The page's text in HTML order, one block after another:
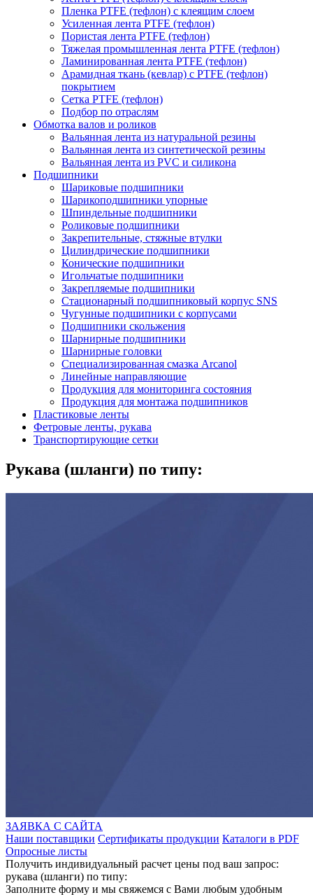
Пленка PTFE (тефлон) с клеящим слоем
Усиленная лента PTFE (тефлон)
Пористая лента PTFE (тефлон)
Тяжелая промышленная лента PTFE (тефлон)
Ламинированная лента PTFE (тефлон)
Арамидная ткань (кевлар) с PTFE (тефлон)
покрытием
Сетка PTFE (тефлон)
Подбор по отраслям
Обмотка валов и роликов
Вальянная лента из натуральной резины
Вальянная лента из синтетической резины
Вальянная лента из PVC и силикона
Подшипники
Шариковые подшипники
Шарикоподшипники упорные
Шпиндельные подшипники
Роликовые подшипники
Закрепительные, стяжные втулки
Цилиндрические подшипники
Конические подшипники
Игольчатые подшипники
Закрепляемые подшипники
Стационарный подшипниковый корпус SNS
Чугунные подшипники с корпусами
Подшипники скольжения
Шарнирные подшипники
Шарнирные головки
Специализированная смазка Arcanol
Линейные направляющие
Продукция для мониторинга состояния
Продукция для монтажа подшипников
Пластиковые ленты
Фетровые ленты, рукава
Транспортирующие сетки
Рукава (шланги) по типу:
ЗАЯВКА С САЙТА
Наши поставщики Сертификаты продукции Каталоги в PDF
Опросные листы
Получить индивидуальный расчет цены под ваш запрос:
рукава (шланги) по типу:
Заполните форму и мы свяжемся с Вами любым удобным